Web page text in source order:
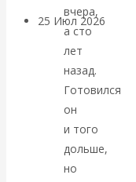
25 Июл 2026
интервью и беседы
«Об этом
молчат»:
экономист
вчера,
а сто
лет
назад.
Готовился
он
и того
дольше,
но